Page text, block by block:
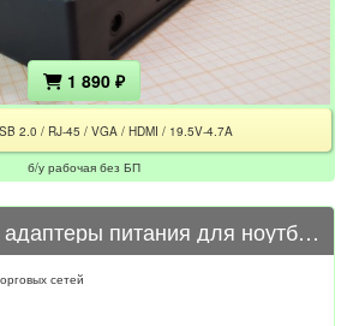
1 890 ₽
2.0 / RJ-45 / VGA / HDMI / 19.5V-4.7A
б/у рабочая без БП
Универсальные адаптеры питания для ноутбуков. #Лот 3111
сетей